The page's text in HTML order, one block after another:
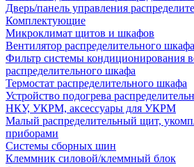
Дверь/панель управления
Комплектующие
Микроклимат щитов и шкафов
Вентилятор распределительного шкафа
Фильтр системы кондиционирования
распределительного шкафа
Термостат распределительного шкафа
Устройство подогрева
НКУ, УКРМ, аксессуары для УКРМ
Малый распределительный щит,
приборами
Системы сборных шин
Клеммник силовой/клеммный блок